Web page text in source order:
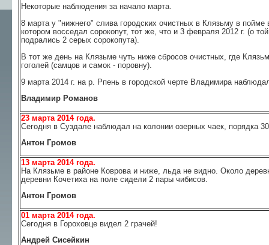
Некоторые наблюдения за начало марта.
8 марта у "нижнего" слива городских очистных в Клязьму в пойме
котором восседал сорокопут, тот же, что и 3 февраля 2012 г. (о
подрались 2 серых сорокопута).
В тот же день на Клязьме чуть ниже сбросов очистных, где
гоголей (самцов и самок - поровну).
9 марта 2014 г. на р. Рпень в городской черте Владимира
Владимир Романов
23 марта 2014 года.
Сегодня в Суздале наблюдал на колонии озерных чаек, порядка
Антон Громов
13 марта 2014 года.
На Клязьме в районе Коврова и ниже, льда не видно. Около
деревни Кочетиха на поле сидели 2 пары чибисов.
Антон Громов
01 марта 2014 года.
Сегодня в Гороховце видел 2 грачей!
Андрей Сисейкин